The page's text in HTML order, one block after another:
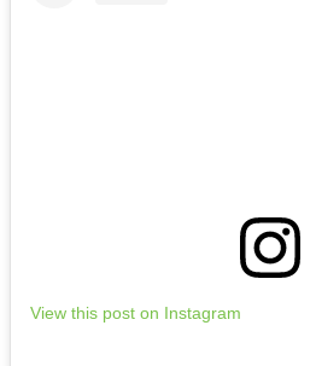
View this post on Instagram